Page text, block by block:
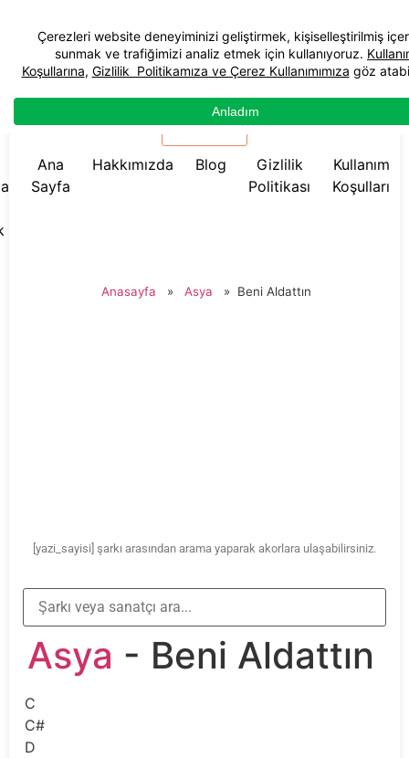
☰ Menü
Ana
Sayfa
Hakkımızda Blog
Gizlilik
Politikası
Kullanım
Koşulları
Anasayfa » Asya » Beni Aldattın
[yazi_sayisi] şarkı arasından arama yaparak akorlara ulaşabilirsiniz.
Asya - Beni Aldattın
C
C#
D